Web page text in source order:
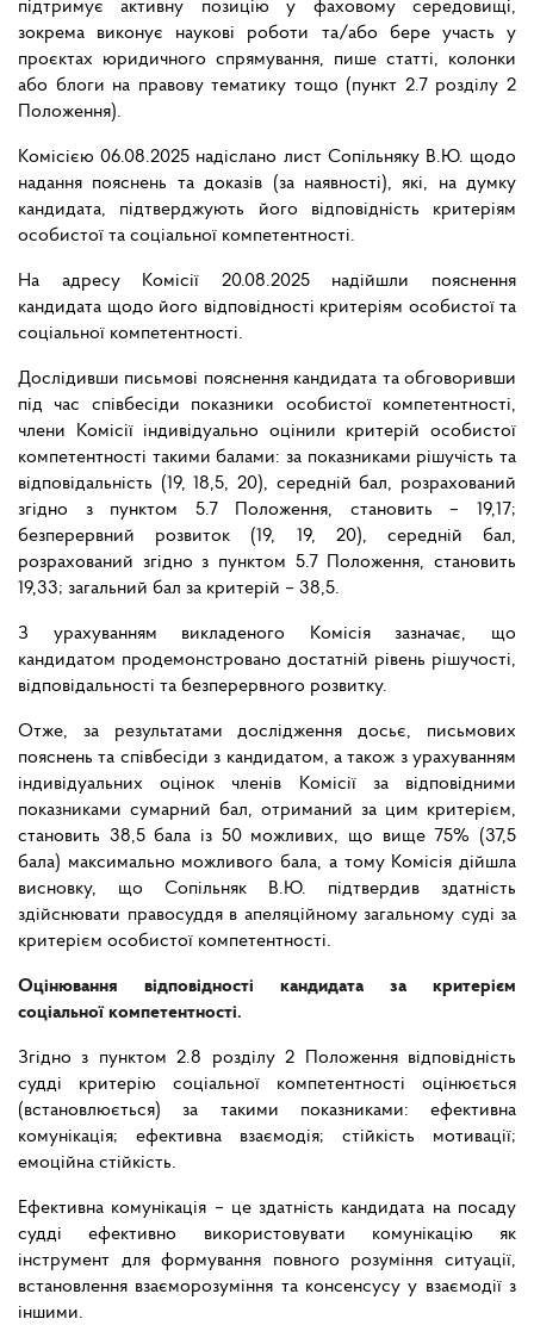
підтримує активну позицію у фаховому середовищі,
зокрема виконує наукові роботи та/або бере участь у
проєктах юридичного спрямування, пише статті, колонки
або блоги на правову тематику тощо (пункт 2.7 розділу 2
Положення).
Комісією 06.08.2025 надіслано лист Сопільняку В.Ю. щодо
надання пояснень та доказів (за наявності), які, на думку
кандидата, підтверджують його відповідність критеріям
особистої та соціальної компетентності.
На адресу Комісії 20.08.2025 надійшли пояснення
кандидата щодо його відповідності критеріям особистої та
соціальної компетентності.
Дослідивши письмові пояснення кандидата та обговоривши
під час співбесіди показники особистої компетентності,
члени Комісії індивідуально оцінили критерій особистої
компетентності такими балами: за показниками рішучість та
відповідальність (19, 18,5, 20), середній бал, розрахований
згідно з пунктом 5.7 Положення, становить – 19,17;
безперервний розвиток (19, 19, 20), середній бал,
розрахований згідно з пунктом 5.7 Положення, становить
19,33; загальний бал за критерій – 38,5.
З урахуванням викладеного Комісія зазначає, що
кандидатом продемонстровано достатній рівень рішучості,
відповідальності та безперервного розвитку.
Отже, за результатами дослідження досьє, письмових
пояснень та співбесіди з кандидатом, а також з урахуванням
індивідуальних оцінок членів Комісії за відповідними
показниками сумарний бал, отриманий за цим критерієм,
становить 38,5 бала із 50 можливих, що вище 75% (37,5
бала) максимально можливого бала, а тому Комісія дійшла
висновку, що Сопільняк В.Ю. підтвердив здатність
здійснювати правосуддя в апеляційному загальному суді за
критерієм особистої компетентності.
Оцінювання відповідності кандидата за критерієм
соціальної компетентності.
Згідно з пунктом 2.8 розділу 2 Положення відповідність
судді критерію соціальної компетентності оцінюється
(встановлюється) за такими показниками: ефективна
комунікація; ефективна взаємодія; стійкість мотивації;
емоційна стійкість.
Ефективна комунікація – це здатність кандидата на посаду
судді ефективно використовувати комунікацію як
інструмент для формування повного розуміння ситуації,
встановлення взаєморозуміння та консенсусу у взаємодії з
іншими.